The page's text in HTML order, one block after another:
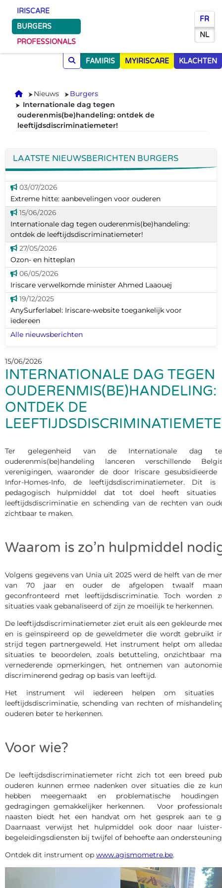
IRISCARE
BURGERS
PROFESSIONALS
FR
NL
FAMIRIS MYIRISCARE KLACHTEN
Onthaal
Nieuws
Burgers
Internationale dag tegen
ouderenmis(be)handeling: ontdek de
leeftijdsdiscriminatiemeter!
LAATSTE NIEUWSBERICHTEN BURGERS
03/07/2026
Extreme hitte: aanbevelingen voor ouderen
15/06/2026
Internationale dag tegen ouderenmis(be)handeling:
ontdek de leeftijdsdiscriminatiemeter!
27/05/2026
Ozon- en hitteplan
06/05/2026
Iriscare verwelkomde minister Ahmed Laaouej
19/12/2025
AnySurferlabel: Iriscare-website toegankelijk voor
iedereen
Alle nieuwsberichten
15/06/2026
INTERNATIONALE DAG TEGEN
OUDERENMIS(BE)HANDELING:
ONTDEK DE
Ter gelegenheid van de Internationale dag
ouderenmis(be)handeling lanceren verschillende
verenigingen, waaronder de door Iriscare gesubsidieerde
Infor-Homes-Info, de leeftijdsdiscriminatiemeter. Dit is
pedagogisch hulpmiddel dat tot doel heeft situaties
leeftijdsdiscriminatie en schending van de rechten van
zichtbaar te maken.
Waarom is zo’n hulpmiddel
Volgens gegevens van Unia uit 2025 werd de helft van de
van 70 jaar en ouder de afgelopen twaalf
geconfronteerd met leeftijdsdiscriminatie. Toch worden
situaties vaak gebanaliseerd of zijn ze moeilijk te herkennen.
De leeftijdsdiscriminatiemeter ziet eruit als een gekleurde
en is geïnspireerd op de geweldmeter die wordt gebruikt
strijd tegen partnergeweld. Het instrument helpt om
situaties te beoordelen, zoals betutteling, onzichtbaar
vernederende opmerkingen, het ontnemen van
discriminerend gedrag op basis van leeftijd.
Het instrument wil iedereen helpen om situaties
leeftijdsdiscriminatie, schending van rechten of
ouderen beter te herkennen.
Voor wie?
De leeftijdsdiscriminatiemeter richt zich tot een breed
ouderen kunnen ermee nadenken over situaties die ze
hebben meegemaakt en problematische
gedragingen gemakkelijker herkennen. Voor
naasten biedt het een handvat om het gesprek aan te
Daarnaast verwijst het hulpmiddel ook door naar
begeleidingsdiensten bij twijfel of behoefte aan
Ontdek dit instrument op www.agismometre.be.